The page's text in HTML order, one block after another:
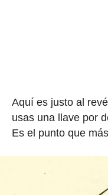
Aquí es justo al
usas una llave por
Es el punto que